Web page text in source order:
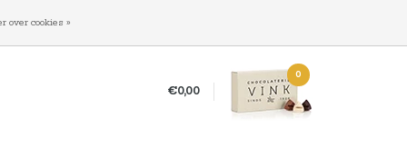
€0,00
0
over cookies »